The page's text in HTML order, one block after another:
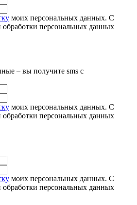
моих персональных данных. С
персональных данных
– вы получите sms с
моих персональных данных. С
персональных данных
моих персональных данных. С
персональных данных